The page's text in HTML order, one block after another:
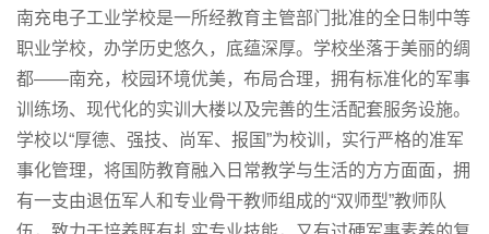
南充电子工业学校是一所经教育主管部门批准的全日制中等
职业学校，办学历史悠久，底蕴深厚。学校坐落于美丽的绸
都——南充，校园环境优美，布局合理，拥有标准化的军事
训练场、现代化的实训大楼以及完善的生活配套服务设施。
学校以“厚德、强技、尚军、报国”为校训，实行严格的准军
事化管理，将国防教育融入日常教学与生活的方方面面，拥
有一支由退伍军人和专业骨干教师组成的“双师型”教师队